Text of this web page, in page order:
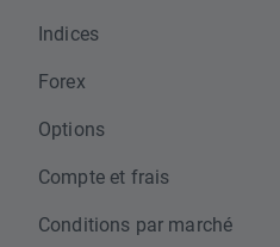
Indices
Forex
Options
Compte et frais
Conditions par marché